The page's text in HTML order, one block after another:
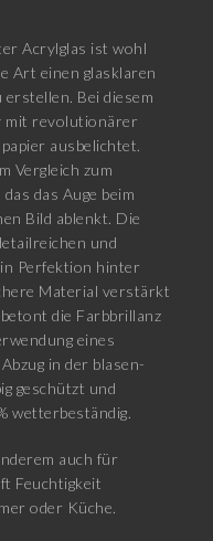
Acrylglas ist wohl
Art einen glasklaren
Bei diesem
mit revolutionärer
ausbelichtet.
Vergleich zum
das Auge beim
Bild ablenkt. Die
und
Perfektion hinter
Material verstärkt
die Farbbrillanz
eines
in der blasen-
geschützt und
wetterbeständig.
auch für
Feuchtigkeit
oder Küche.